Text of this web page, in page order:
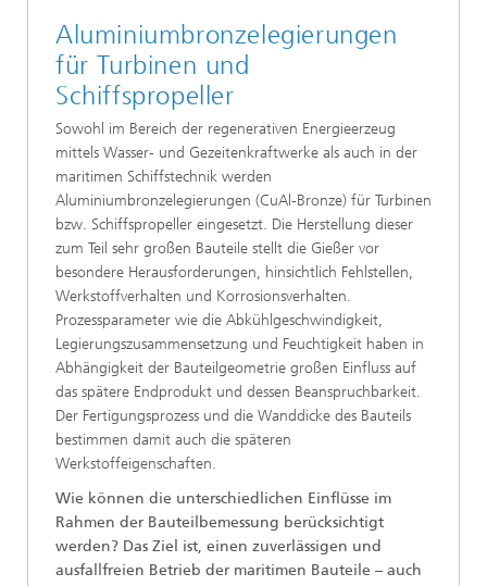
Aluminiumbronzelegierungen
für Turbinen und
Schiffspropeller
Sowohl im Bereich der regenerativen Energieerzeug
mittels Wasser- und Gezeitenkraftwerke als auch in der
maritimen Schiffstechnik werden
Aluminiumbronzelegierungen (CuAl-Bronze) für Turbinen
bzw. Schiffspropeller eingesetzt. Die Herstellung dieser
zum Teil sehr großen Bauteile stellt die Gießer vor
besondere Herausforderungen, hinsichtlich Fehlstellen,
Werkstoffverhalten und Korrosionsverhalten.
Prozessparameter wie die Abkühlgeschwindigkeit,
Legierungszusammensetzung und Feuchtigkeit haben in
Abhängigkeit der Bauteilgeometrie großen Einfluss auf
das spätere Endprodukt und dessen Beanspruchbarkeit.
Der Fertigungsprozess und die Wanddicke des Bauteils
bestimmen damit auch die späteren
Werkstoffeigenschaften.
Wie können die unterschiedlichen Einflüsse im
Rahmen der Bauteilbemessung berücksichtigt
werden? Das Ziel ist, einen zuverlässigen und
ausfallfreien Betrieb der maritimen Bauteile – auch